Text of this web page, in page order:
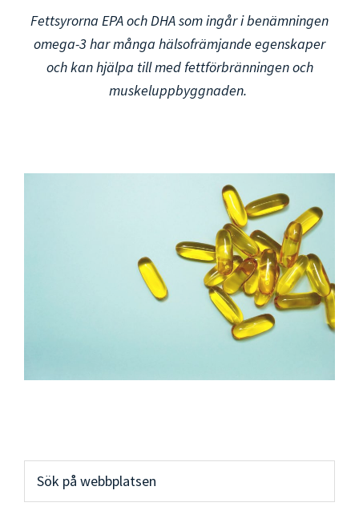
Fettsyrorna EPA och DHA som ingår i benämningen
omega-3 har många hälsofrämjande egenskaper
och kan hjälpa till med fettförbränningen och
muskeluppbyggnaden.
Primärt
sidofält